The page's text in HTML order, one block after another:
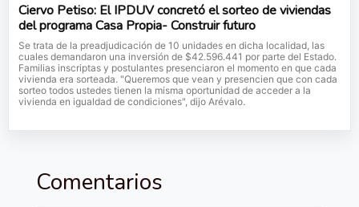
Ciervo Petiso: El IPDUV concretó el sorteo de viviendas
del programa Casa Propia- Construir futuro
Se trata de la preadjudicación de 10 unidades en dicha localidad, las
cuales demandaron una inversión de $42.596.441 por parte del Estado.
Familias inscriptas y postulantes presenciaron el momento en que cada
vivienda era sorteada. "Queremos que vean y presencien que con cada
sorteo todos ustedes tienen la misma oportunidad de acceder a la
vivienda en igualdad de condiciones", dijo Arévalo.
Comentarios